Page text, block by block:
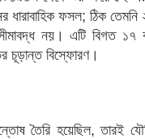
ফসল; ঠিক তেমনি
নয়। এটি বিগত ১৭
চূড়ান্ত বিস্ফোরণ।
তৈরি হয়েছিল, তারই